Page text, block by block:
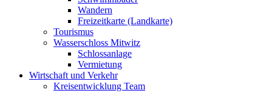
Wandern
Freizeitkarte (Landkarte)
Tourismus
Wasserschloss Mitwitz
Schlossanlage
Vermietung
Wirtschaft und Verkehr
Kreisentwicklung Team